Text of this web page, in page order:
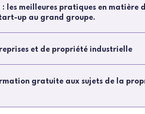
les meilleures pratiques en matière
up au grand groupe.
et de propriété industrielle
gratuite aux sujets de la